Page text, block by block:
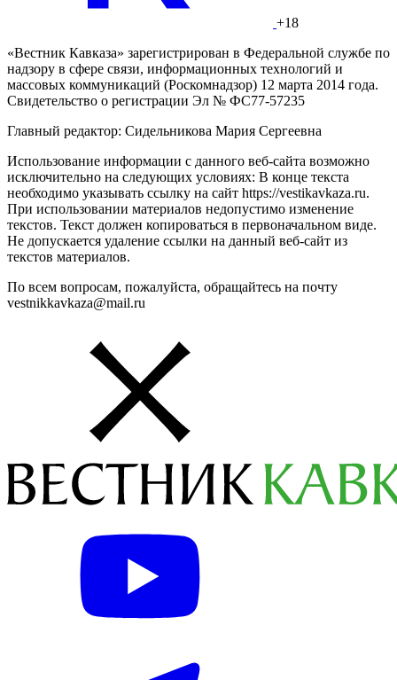
+18
«Вестник Кавказа» зарегистрирован в Федеральной службе по
надзору в сфере связи, информационных технологий и
массовых коммуникаций (Роскомнадзор) 12 марта 2014 года.
Свидетельство о регистрации Эл № ФС77-57235
Главный редактор: Сидельникова Мария Сергеевна
Использование информации с данного веб-сайта возможно
исключительно на следующих условиях: В конце текста
необходимо указывать ссылку на сайт https://vestikavkaza.ru.
При использовании материалов недопустимо изменение
текстов. Текст должен копироваться в первоначальном виде.
Не допускается удаление ссылки на данный веб-сайт из
текстов материалов.
По всем вопросам, пожалуйста, обращайтесь на почту
vestnikkavkaza@mail.ru